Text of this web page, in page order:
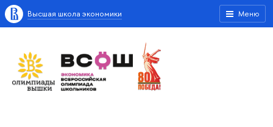
Меню
Высшая школа экономики